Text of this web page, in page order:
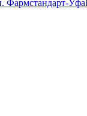
Фармстандарт-